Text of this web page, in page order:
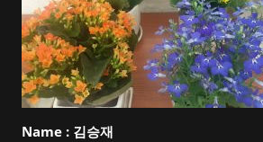
Name : 김승재